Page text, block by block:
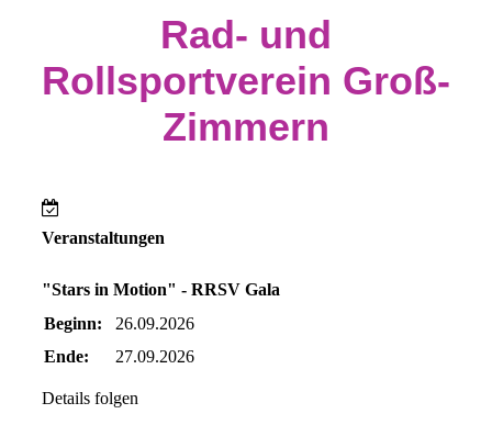
Rad- und
Rollsportverein Groß-
Zimmern
Veranstaltungen
"Stars in Motion" - RRSV Gala
Beginn:
26.09.2026
Ende:
27.09.2026
Details folgen